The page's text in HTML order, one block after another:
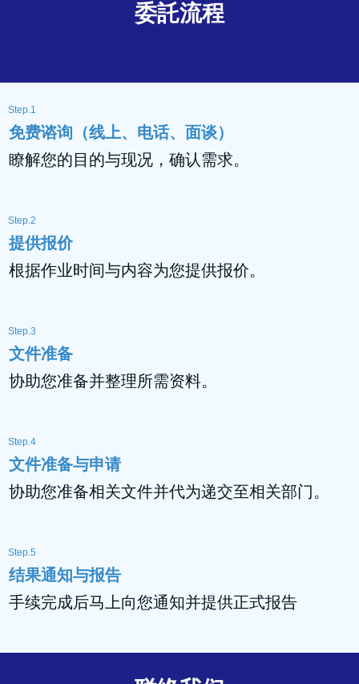
委託流程
Step.1
免费谘询（线上、电话、面谈）
瞭解您的目的与现况，确认需求。
Step.2
提供报价
根据作业时间与内容为您提供报价。
Step.3
文件准备
协助您准备并整理所需资料。
Step.4
文件准备与申请
协助您准备相关文件并代为递交至相关部门。
Step.5
结果通知与报告
手续完成后马上向您通知并提供正式报告